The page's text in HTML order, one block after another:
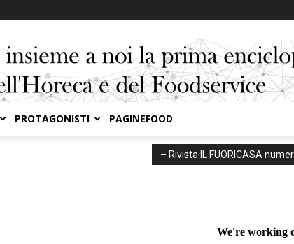
PROTAGONISTI PAGINEFOOD
– Rivista IL FUORICASA